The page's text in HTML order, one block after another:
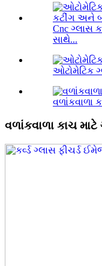
Cnc ગ્લાસ
સાથે...
ઓટોમેટિક
વળાંકવાળા
વળાંકવાળા કાચ